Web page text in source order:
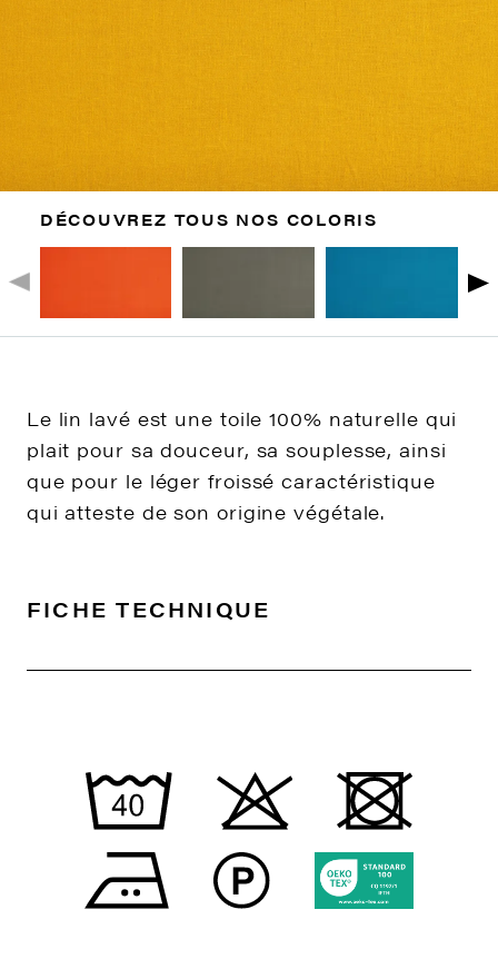
DÉCOUVREZ TOUS NOS COLORIS
Le lin lavé est une toile 100% naturelle qui
plait pour sa douceur, sa souplesse, ainsi
que pour le léger froissé caractéristique
qui atteste de son origine végétale.
FICHE TECHNIQUE